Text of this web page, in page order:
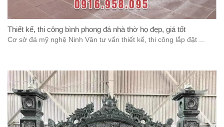
Thiết kế, thi công bình phong đá nhà thờ họ đẹp, giá tốt
Cơ sở đá mỹ nghệ Ninh Vân tư vấn thiết kế, thi công lắp đặt ...